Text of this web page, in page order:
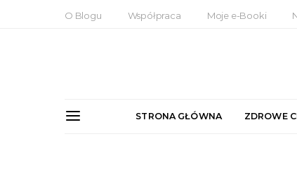
O Blogu Współpraca Moje e-Booki
STRONA GŁÓWNA ZDROWE